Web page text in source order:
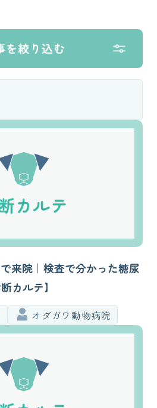
来院｜検査で分かった糖尿
カルテ】
オダガワ動物病院
を絞り込む